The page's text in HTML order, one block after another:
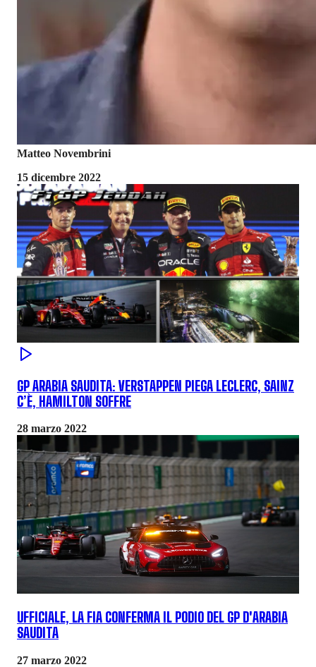
Matteo Novembrini
15 dicembre 2022
GP ARABIA SAUDITA: VERSTAPPEN PIEGA LECLERC, SAINZ
C’È, HAMILTON SOFFRE
28 marzo 2022
UFFICIALE, LA FIA CONFERMA IL PODIO DEL GP D'ARABIA
SAUDITA
27 marzo 2022